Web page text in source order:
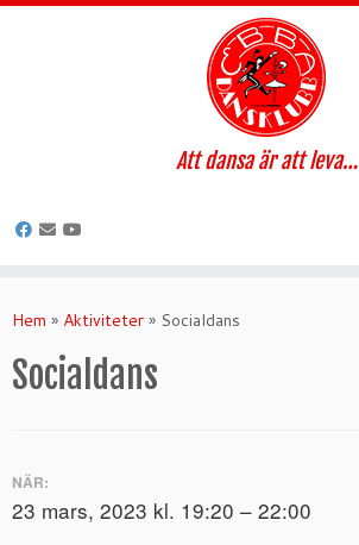
till
Att dansa är att leva…
Hem » Aktiviteter » Socialdans
Socialdans
NÄR:
23 mars, 2023 kl. 19:20 – 22:00